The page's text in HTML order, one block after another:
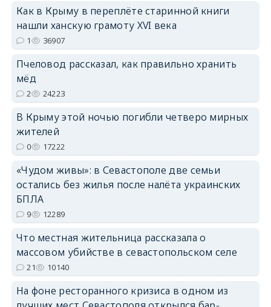
Как в Крыму в переплёте старинной книги
нашли ханскую грамоту XVI века
1 36907
Пчеловод рассказал, как правильно хранить
мёд
2 24223
В Крыму этой ночью погибли четверо мирных
жителей
0 17222
«Чудом живы»: в Севастополе две семьи
остались без жилья после налёта украинских
БПЛА
9 12289
Что местная жительница рассказала о
массовом убийстве в севастопольском селе
21 10140
На фоне ресторанного кризиса в одном из